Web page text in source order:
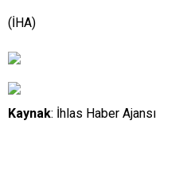
(İHA)
Kaynak: İhlas Haber Ajansı